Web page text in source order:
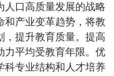
人口高质量发展的战略
和产业变革趋势，将教
，提升教育质量。提高
力平均受教育年限。优
科专业结构和人才培养